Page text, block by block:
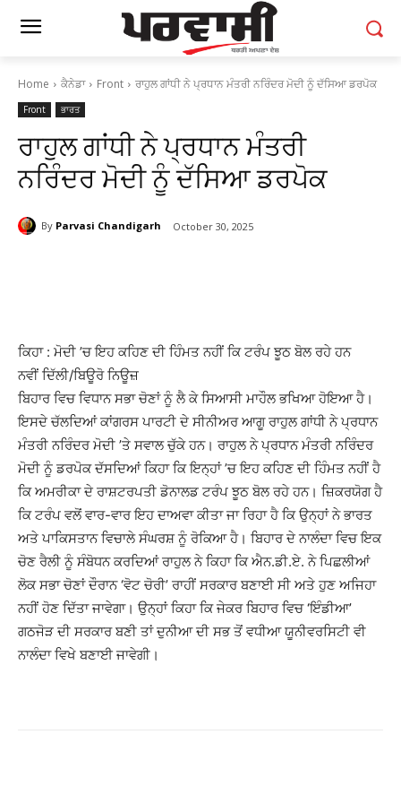
Home ਕੈਨੇਡਾ Front ਰਾਹੁਲ ਗਾਂਧੀ ਨੇ ਪ੍ਰਧਾਨ ਮੰਤਰੀ ਨਰਿੰਦਰ ਮੋਦੀ ਨੂੰ ਦੱਸਿਆ ਡਰਪੋਕ
Front ਭਾਰਤ
ਰਾਹੁਲ ਗਾਂਧੀ ਨੇ ਪ੍ਰਧਾਨ ਮੰਤਰੀ
ਨਰਿੰਦਰ ਮੋਦੀ ਨੂੰ ਦੱਸਿਆ ਡਰਪੋਕ
By Parvasi Chandigarh October 30, 2025
ਕਿਹਾ : ਮੋਦੀ ’ਚ ਇਹ ਕਹਿਣ ਦੀ ਹਿੰਮਤ ਨਹੀਂ ਕਿ ਟਰੰਪ ਝੂਠ ਬੋਲ ਰਹੇ ਹਨ
ਨਵੀਂ ਦਿੱਲੀ/ਬਿਊਰੋ ਨਿਊਜ਼
ਬਿਹਾਰ ਵਿਚ ਵਿਧਾਨ ਸਭਾ ਚੋਣਾਂ ਨੂੰ ਲੈ ਕੇ ਸਿਆਸੀ ਮਾਹੌਲ ਭਖਿਆ ਹੋਇਆ ਹੈ।
ਇਸਦੇ ਚੱਲਦਿਆਂ ਕਾਂਗਰਸ ਪਾਰਟੀ ਦੇ ਸੀਨੀਅਰ ਆਗੂ ਰਾਹੁਲ ਗਾਂਧੀ ਨੇ ਪ੍ਰਧਾਨ
ਮੰਤਰੀ ਨਰਿੰਦਰ ਮੋਦੀ ’ਤੇ ਸਵਾਲ ਚੁੱਕੇ ਹਨ। ਰਾਹੁਲ ਨੇ ਪ੍ਰਧਾਨ ਮੰਤਰੀ ਨਰਿੰਦਰ
ਮੋਦੀ ਨੂੰ ਡਰਪੋਕ ਦੱਸਦਿਆਂ ਕਿਹਾ ਕਿ ਇਨ੍ਹਾਂ ’ਚ ਇਹ ਕਹਿਣ ਦੀ ਹਿੰਮਤ ਨਹੀਂ ਹੈ
ਕਿ ਅਮਰੀਕਾ ਦੇ ਰਾਸ਼ਟਰਪਤੀ ਡੋਨਾਲਡ ਟਰੰਪ ਝੂਠ ਬੋਲ ਰਹੇ ਹਨ। ਜ਼ਿਕਰਯੋਗ ਹੈ
ਕਿ ਟਰੰਪ ਵਲੋਂ ਵਾਰ-ਵਾਰ ਇਹ ਦਾਅਵਾ ਕੀਤਾ ਜਾ ਰਿਹਾ ਹੈ ਕਿ ਉਨ੍ਹਾਂ ਨੇ ਭਾਰਤ
ਅਤੇ ਪਾਕਿਸਤਾਨ ਵਿਚਾਲੇ ਸੰਘਰਸ਼ ਨੂੰ ਰੋਕਿਆ ਹੈ। ਬਿਹਾਰ ਦੇ ਨਾਲੰਦਾ ਵਿਚ ਇਕ
ਚੋਣ ਰੈਲੀ ਨੂੰ ਸੰਬੋਧਨ ਕਰਦਿਆਂ ਰਾਹੁਲ ਨੇ ਕਿਹਾ ਕਿ ਐਨ.ਡੀ.ਏ. ਨੇ ਪਿਛਲੀਆਂ
ਲੋਕ ਸਭਾ ਚੋਣਾਂ ਦੌਰਾਨ ‘ਵੋਟ ਚੋਰੀ’ ਰਾਹੀਂ ਸਰਕਾਰ ਬਣਾਈ ਸੀ ਅਤੇ ਹੁਣ ਅਜਿਹਾ
ਨਹੀਂ ਹੋਣ ਦਿੱਤਾ ਜਾਵੇਗਾ। ਉਨ੍ਹਾਂ ਕਿਹਾ ਕਿ ਜੇਕਰ ਬਿਹਾਰ ਵਿਚ ‘ਇੰਡੀਆ’
ਗਠਜੋੜ ਦੀ ਸਰਕਾਰ ਬਣੀ ਤਾਂ ਦੁਨੀਆ ਦੀ ਸਭ ਤੋਂ ਵਧੀਆ ਯੂਨੀਵਰਸਿਟੀ ਵੀ
ਨਾਲੰਦਾ ਵਿਖੇ ਬਣਾਈ ਜਾਵੇਗੀ।